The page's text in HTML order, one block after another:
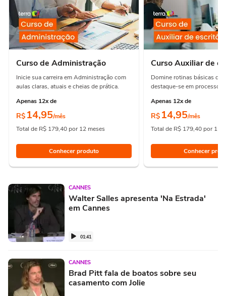
Curso de Administração
Inicie sua carreira em Administração com
aulas claras, atuais e cheias de prática.
Apenas 12x de
R$ 14,95/mês
Total de R$ 179,40 por 12 meses
Conhecer produto
Curso Auxiliar de
Domine rotinas básicas de
destaque-se em processos
Apenas 12x de
R$ 14,95/mês
Total de R$ 179,40 por 12
Conhecer
CANNES
Walter Salles apresenta 'Na Estrada'
em Cannes
01:41
CANNES
Brad Pitt fala de boatos sobre seu
casamento com Jolie